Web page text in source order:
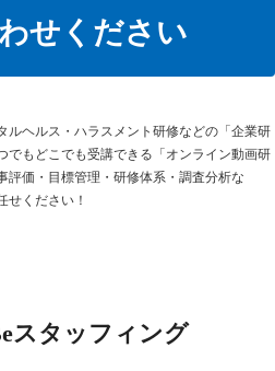
せください
ルヘルス・ハラスメント研修などの「企業研
でもどこでも受講できる「オンライン動画研
評価・目標管理・研修体系・調査分析な
せください！